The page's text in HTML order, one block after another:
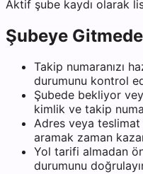
Aktif şube kaydı olarak
Şubeye
Takip numaranızı
durumunu kontrol
Şubede bekliyor
kimlik ve takip
Adres veya
aramak zaman
Yol tarifi almadan
durumunu